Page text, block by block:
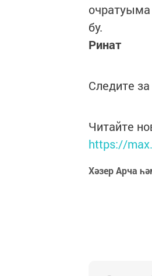
очратуыма
бу.
Ринат
Следите
Читайте
https://
Хәзер Арча